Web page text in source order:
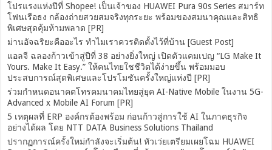
โปรแรงแห่งปีที่ Shopee! เป็นเจ้าของ HUAWEI Pura 90s Series สมาร์ท
โฟนเรือธง กล้องถ่ายสวยสมจริงทุกระยะ พร้อมของสมนาคุณและสิทธิ
พิเศษสุดคุ้มห้ามพลาด [PR]
ม่านอัจฉริยะคืออะไร ทำไมเราควรติดตั้งไว้ที่บ้าน [Guest Post]
แอลจี ฉลองก้าวเข้าสู่ปีที่ 38 อย่างยิ่งใหญ่ เปิดตัวแคมเปญ “LG Make It
Yours. Make It Easy.” ให้คนไทยใชชีวิตได้ง่ายขึ้น พร้อมมอบ
ประสบการณ์สุดพิเศษและโปรโมชันครั้งใหญ่แห่งปี [PR]
ร่วมกำหนดอนาคตโทรคมนาคมไทยสู่ยุค AI-Native Mobile ในงาน 5G-
Advanced x Mobile AI Forum [PR]
5 เหตุผลที่ ERP องค์กรต้องพร้อม ก่อนก้าวสู่การใช้ AI ในภาคธุรกิจ
อย่างได้ผล โดย NTT DATA Business Solutions Thailand
ปรากฏการณ์ครั้งใหม่กำลังจะเริ่มต้น! หัวเว่ยเตรียมเผยโฉม HUAWEI